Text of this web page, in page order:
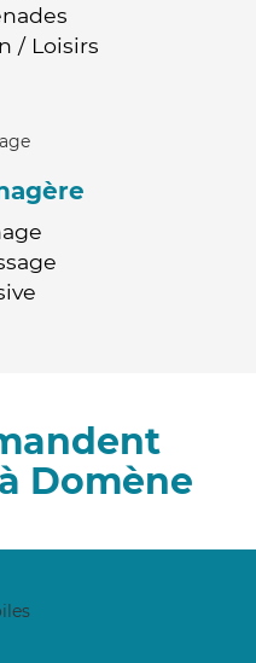
/ Loisirs
Domène